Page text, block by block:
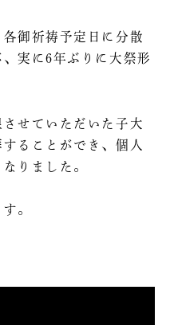
御祈祷予定日に分散
実に6年ぶりに大祭形
せていただいた子大
ることができ、個人
りました。
。